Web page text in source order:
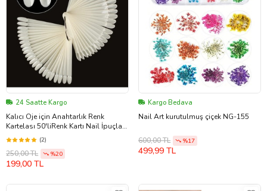
24 Saatte Kargo
Kalıcı Oje için Anahtarlık Renk
Kartelası 50'liRenk Kartı Nail İpuçları
Şeffaf Beyaz KEMİK
(2)
250,00 TL %20
199,00 TL
Kargo Bedava
Nail Art kurutulmuş çiçek NG-155
600,00 TL %17
499,99 TL